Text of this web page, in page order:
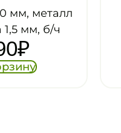
Тяпка
толщина 1,5